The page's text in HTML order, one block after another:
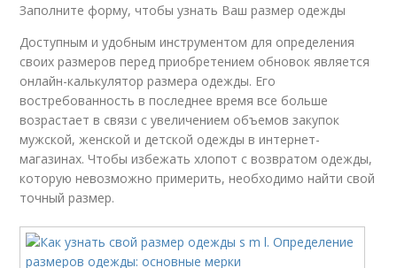
Заполните форму, чтобы узнать Ваш размер одежды
Доступным и удобным инструментом для определения
своих размеров перед приобретением обновок является
онлайн-калькулятор размера одежды. Его
востребованность в последнее время все больше
возрастает в связи с увеличением объемов закупок
мужской, женской и детской одежды в интернет-
магазинах. Чтобы избежать хлопот с возвратом одежды,
которую невозможно примерить, необходимо найти свой
точный размер.